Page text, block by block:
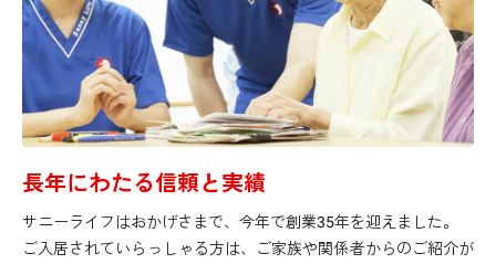
長年にわたる信頼と実績
サニーライフはおかげさまで、今年で創業35年を迎えました。
ご入居されていらっしゃる方は、ご家族や関係者からのご紹介が